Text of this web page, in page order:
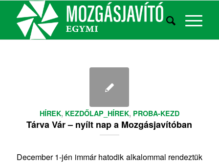
HÍREK, KEZDŐLAP_HÍREK, PROBA-KEZD
Tárva Vár – nyílt nap a Mozgásjavítóban
December 1-jén immár hatodik alkalommal rendeztük